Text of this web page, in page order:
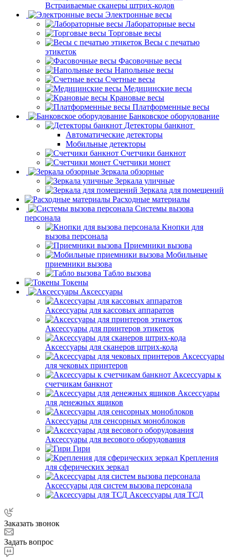
Встраиваемые сканеры штрих-кодов
Электронные весы
Лабораторные весы
Торговые весы
Весы с печатью
этикеток
Фасовочные весы
Напольные весы
Счетные весы
Медицинские весы
Крановые весы
Платформенные весы
Банковское оборудование
Детекторы банкнот
Автоматические детекторы
Мобильные детекторы
Счетчики банкнот
Счетчики монет
Зеркала обзорные
Зеркала уличные
Зеркала для помещений
Расходные материалы
Системы вызова
персонала
Кнопки для
вызова персонала
Приемники вызова
Мобильные
приемники вызова
Табло вызова
Токены
Аксессуары
Аксессуары для кассовых аппаратов
Аксессуары для принтеров этикеток
Аксессуары для сканеров штрих-кода
Аксессуары
для чековых принтеров
Аксессуары к
счетчикам банкнот
Аксессуары
для денежных ящиков
Аксессуары для сенсорных моноблоков
Аксессуары для весового оборудования
Гири
Крепления
для сферических зеркал
Аксессуары для систем вызова персонала
Аксессуары для ТСД
Заказать звонок
Задать вопрос